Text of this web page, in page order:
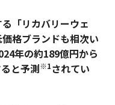
「リカバリーウェ
格ブランドも相次い
年の約189億円から
と予測※1されてい